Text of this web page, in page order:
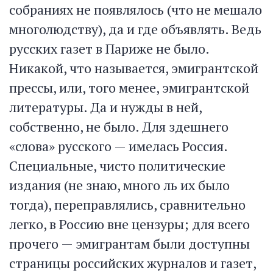
собраниях не появлялось (что не мешало
многолюдству), да и где объявлять. Ведь
русских газет в Париже не было.
Никакой, что называется, эмигрантской
прессы, или, того менее, эмигрантской
литературы. Да и нужды в ней,
собственно, не было. Для здешнего
«слова» русского — имелась Россия.
Специальные, чисто политические
издания (не знаю, много ль их было
тогда), переправлялись, сравнительно
легко, в Россию вне цензуры; для всего
прочего — эмигрантам были доступны
страницы российских журналов и газет,